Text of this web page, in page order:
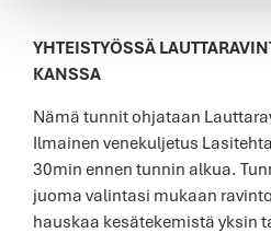
YHTEISTYÖSSÄ
KANSSA
Nämä tunnit ohjataan
Ilmainen venekuljetus
30min ennen tunnin alkua.
juoma valintasi mukaan
hauskaa kesätekemistä yksin